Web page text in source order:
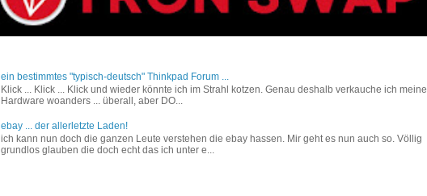
ein bestimmtes "typisch-deutsch" Thinkpad Forum ...
Klick ... Klick ... Klick und wieder könnte ich im Strahl kotzen. Genau deshalb verkauche ich meine
Hardware woanders ... überall, aber DO...
ebay ... der allerletzte Laden!
ich kann nun doch die ganzen Leute verstehen die ebay hassen. Mir geht es nun auch so. Völlig
grundlos glauben die doch echt das ich unter e...